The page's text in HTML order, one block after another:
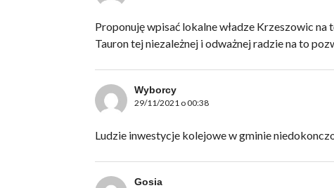
Proponuję wpisać lokalne władze Krzeszowic na
Tauron tej niezależnej i odważnej radzie na to
Wyborcy
29/11/2021 o 00:38
Ludzie inwestycje kolejowe w gminie
Gosia